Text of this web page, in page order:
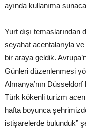
ayında kullanıma
Yurt dışı temaslarından
seyahat acentalarıyla
bir araya geldik.
Günleri düzenlenmesi
Almanya’nın
Türk kökenli turizm
hafta boyunca
istişarelerde bulunduk”